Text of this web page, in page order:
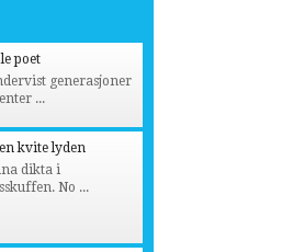
poet
generasjoner
...
kvite lyden
dikta i
No ...